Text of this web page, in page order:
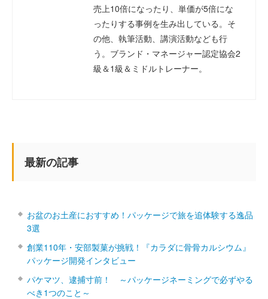
売上10倍になったり、単価が5倍にな
ったりする事例を生み出している。そ
の他、執筆活動、講演活動なども行
う。ブランド・マネージャー認定協会2
級＆1級＆ミドルトレーナー。
最新の記事
お盆のお土産におすすめ！パッケージで旅を追体験する逸品
3選
創業110年・安部製菓が挑戦！『カラダに骨骨カルシウム』
パッケージ開発インタビュー
パケマツ、逮捕寸前！ ～パッケージネーミングで必ずやる
べき1つのこと～